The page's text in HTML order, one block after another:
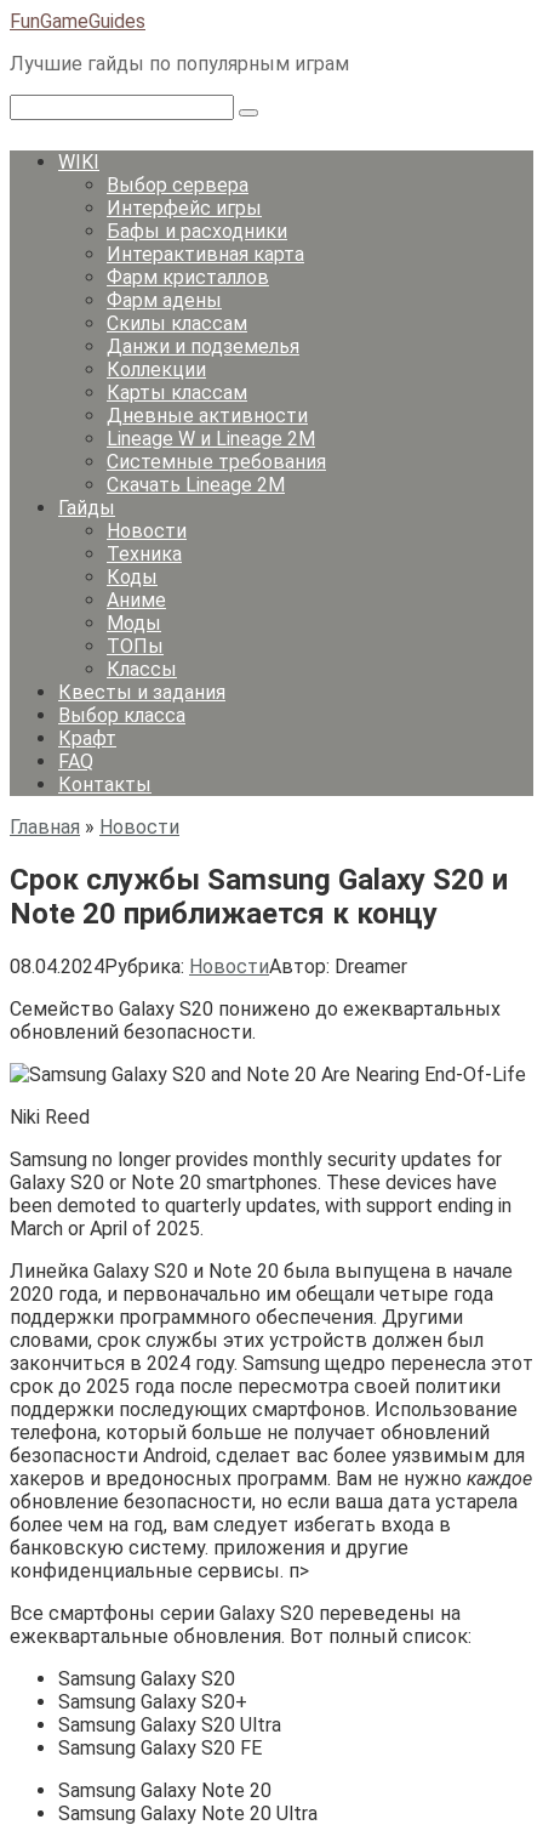
Перейти
контенту
FunGameGuides
Лучшие гайды по популярным играм
WIKI
Выбор сервера
Интерфейс игры
Бафы и расходники
Интерактивная карта
Фарм кристаллов
Фарм адены
Скилы классам
Данжи и подземелья
Коллекции
Карты классам
Дневные активности
Lineage W и Lineage 2M
Системные требования
Скачать Lineage 2M
Гайды
Новости
Техника
Коды
Аниме
Моды
ТОПы
Классы
Квесты и задания
Выбор класса
Крафт
FAQ
Контакты
Главная » Новости
Срок службы Samsung Galaxy S20 и
Note 20 приближается к концу
08.04.2024Рубрика: НовостиАвтор: Dreamer
Семейство Galaxy S20 понижено до ежеквартальных
обновлений безопасности.
Niki Reed
Samsung no longer provides monthly security updates for
Galaxy S20 or Note 20 smartphones. These devices have
been demoted to quarterly updates, with support ending in
March or April of 2025.
Линейка Galaxy S20 и Note 20 была выпущена в начале
2020 года, и первоначально им обещали четыре года
поддержки программного обеспечения. Другими
словами, срок службы этих устройств должен был
закончиться в 2024 году. Samsung щедро перенесла этот
срок до 2025 года после пересмотра своей политики
поддержки последующих смартфонов. Использование
телефона, который больше не получает обновлений
безопасности Android, сделает вас более уязвимым для
хакеров и вредоносных программ. Вам не нужно каждое
обновление безопасности, но если ваша дата устарела
более чем на год, вам следует избегать входа в
банковскую систему. приложения и другие
конфиденциальные сервисы. п>
Все смартфоны серии Galaxy S20 переведены на
ежеквартальные обновления. Вот полный список:
Samsung Galaxy S20
Samsung Galaxy S20+
Samsung Galaxy S20 Ultra
Samsung Galaxy S20 FE
Samsung Galaxy Note 20
Samsung Galaxy Note 20 Ultra